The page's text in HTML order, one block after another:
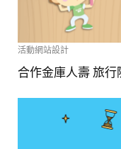
活動網站設計
合作金庫人壽 旅